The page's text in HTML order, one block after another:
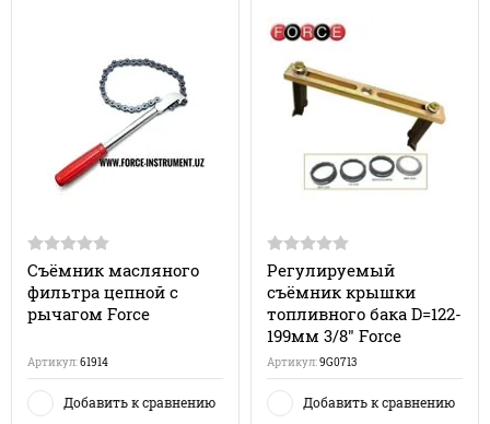
Съёмник масляного
фильтра цепной с
рычагом Force
Артикул:61914
Добавить к сравнению
Регулируемый
съёмник крышки
топливного бака D=122-
199мм 3/8" Force
Артикул:9G0713
Добавить к сравнению